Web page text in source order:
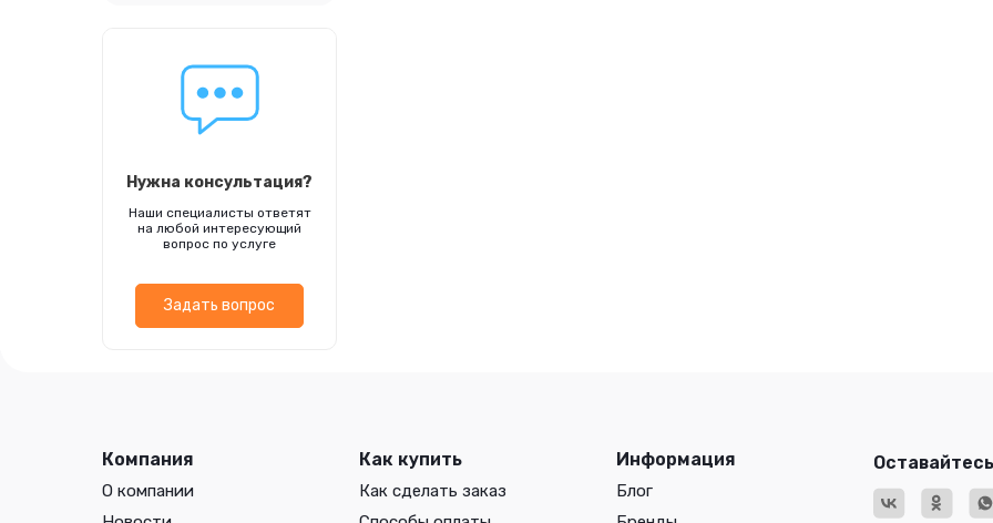
Нужна консультация?
Наши специалисты ответят
на любой интересующий
вопрос по услуге
Задать вопрос
Компания
О компании
Как купить
Как сделать заказ
Информация
Блог